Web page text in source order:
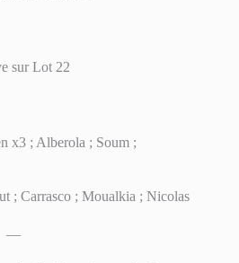
sur Lot 22
x3 ; Alberola ; Soum ;
; Carrasco ; Moualkia ; Nicolas
—